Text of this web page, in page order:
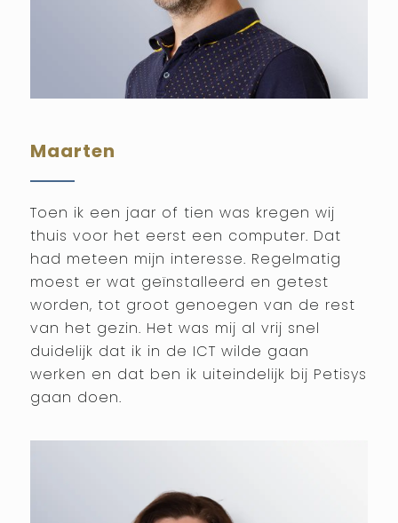
Maarten
Toen ik een jaar of tien was kregen wij
thuis voor het eerst een computer. Dat
had meteen mijn interesse. Regelmatig
moest er wat geïnstalleerd en getest
worden, tot groot genoegen van de rest
van het gezin. Het was mij al vrij snel
duidelijk dat ik in de ICT wilde gaan
werken en dat ben ik uiteindelijk bij Petisys
gaan doen.